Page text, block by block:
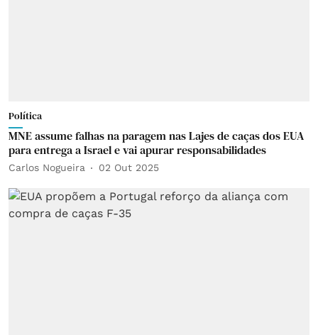
Política
MNE assume falhas na paragem nas Lajes de caças dos EUA
para entrega a Israel e vai apurar responsabilidades
Carlos Nogueira 02 Out 2025